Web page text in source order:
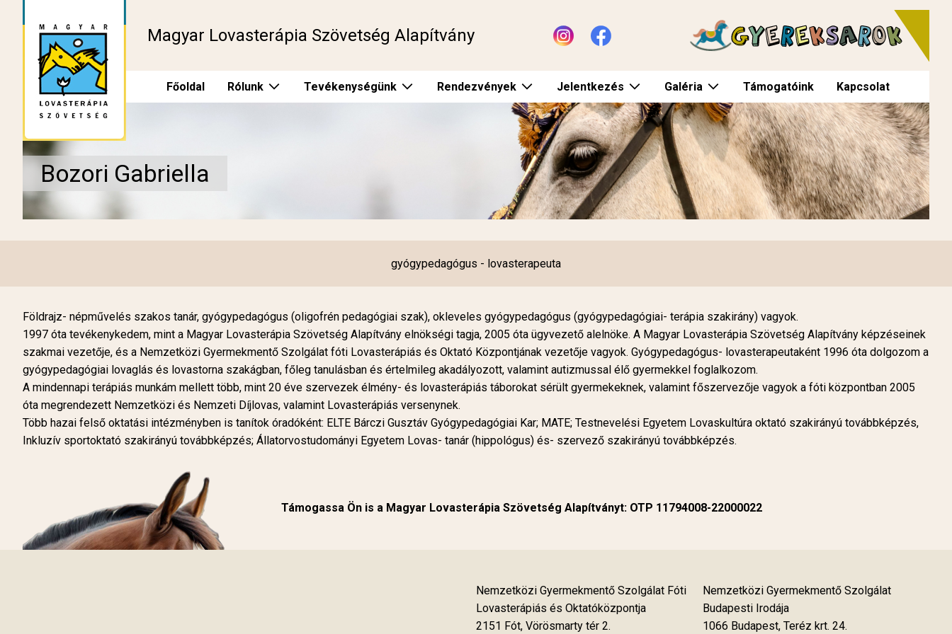
Magyar Lovasterápia Szövetség Alapítvány
Főoldal Rólunk Tevékenységünk Rendezvények Jelentkezés Galéria Támogatóink Kapcsolat
Bozori Gabriella
gyógypedagógus - lovasterapeuta
Földrajz- népművelés szakos tanár, gyógypedagógus (oligofrén pedagógiai szak), okleveles gyógypedagógus (gyógypedagógiai- terápia szakirány) vagyok.
1997 óta tevékenykedem, mint a Magyar Lovasterápia Szövetség Alapítvány elnökségi tagja, 2005 óta ügyvezető alelnöke. A Magyar Lovasterápia Szövetség Alapítvány képzéseinek
szakmai vezetője, és a Nemzetközi Gyermekmentő Szolgálat fóti Lovasterápiás és Oktató Központjának vezetője vagyok. Gyógypedagógus- lovasterapeutaként 1996 óta dolgozom a
gyógypedagógiai lovaglás és lovastorna szakágban, főleg tanulásban és értelmileg akadályozott, valamint autizmussal élő gyermekkel foglalkozom.
A mindennapi terápiás munkám mellett több, mint 20 éve szervezek élmény- és lovasterápiás táborokat sérült gyermekeknek, valamint főszervezője vagyok a fóti központban 2005
óta megrendezett Nemzetközi és Nemzeti Díjlovas, valamint Lovasterápiás versenynek.
Több hazai felső oktatási intézményben is tanítok óradóként: ELTE Bárczi Gusztáv Gyógypedagógiai Kar; MATE; Testnevelési Egyetem Lovaskultúra oktató szakirányú továbbképzés,
Inkluzív sportoktató szakirányú továbbképzés; Állatorvostudományi Egyetem Lovas- tanár (hippológus) és- szervező szakirányú továbbképzés.
Támogassa Ön is a Magyar Lovasterápia Szövetség Alapítványt: OTP 11794008-22000022
Nemzetközi Gyermekmentő Szolgálat Fóti
Lovasterápiás és Oktatóközpontja
2151 Fót, Vörösmarty tér 2.
Nemzetközi Gyermekmentő Szolgálat
Budapesti Irodája
1066 Budapest, Teréz krt. 24.